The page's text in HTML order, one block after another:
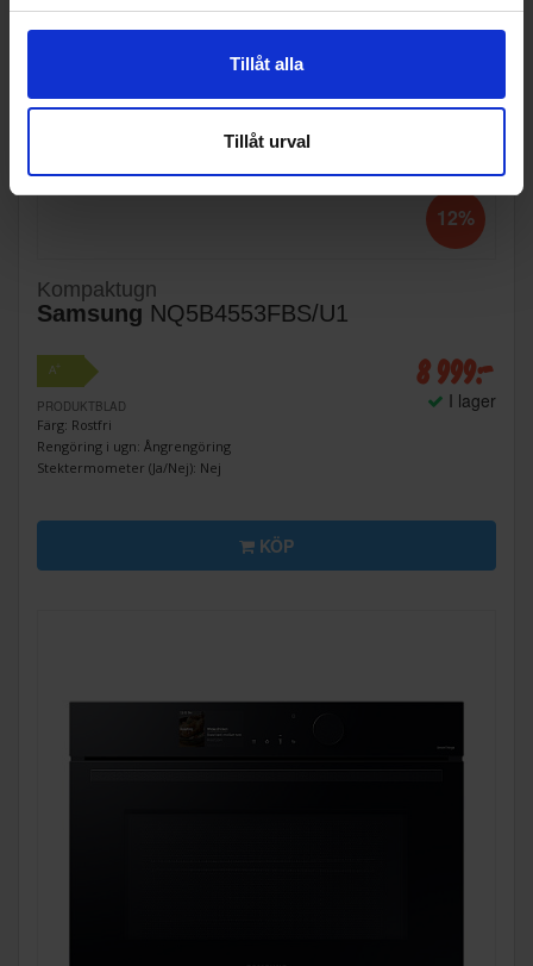
Tillåt alla
Tillåt urval
12%
Kompaktugn
Samsung NQ5B4553FBS/U1
A+
PRODUKTBLAD
Färg: Rostfri
Rengöring i ugn: Ångrengöring
Stektermometer (Ja/Nej): Nej
8 999:-
I lager
KÖP